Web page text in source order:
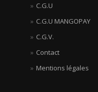
C.G.U
C.G.U MANGOPAY
C.G.V.
Contact
Mentions légales